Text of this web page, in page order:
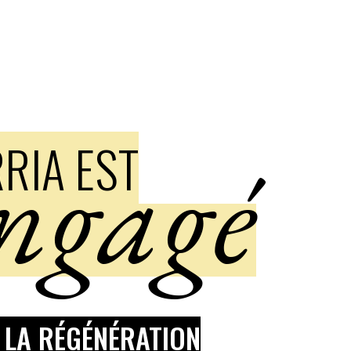
EST
RÉGÉNÉRATION